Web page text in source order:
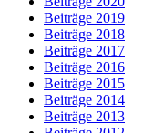
Beiträge 2019
Beiträge 2018
Beiträge 2017
Beiträge 2016
Beiträge 2015
Beiträge 2014
Beiträge 2013